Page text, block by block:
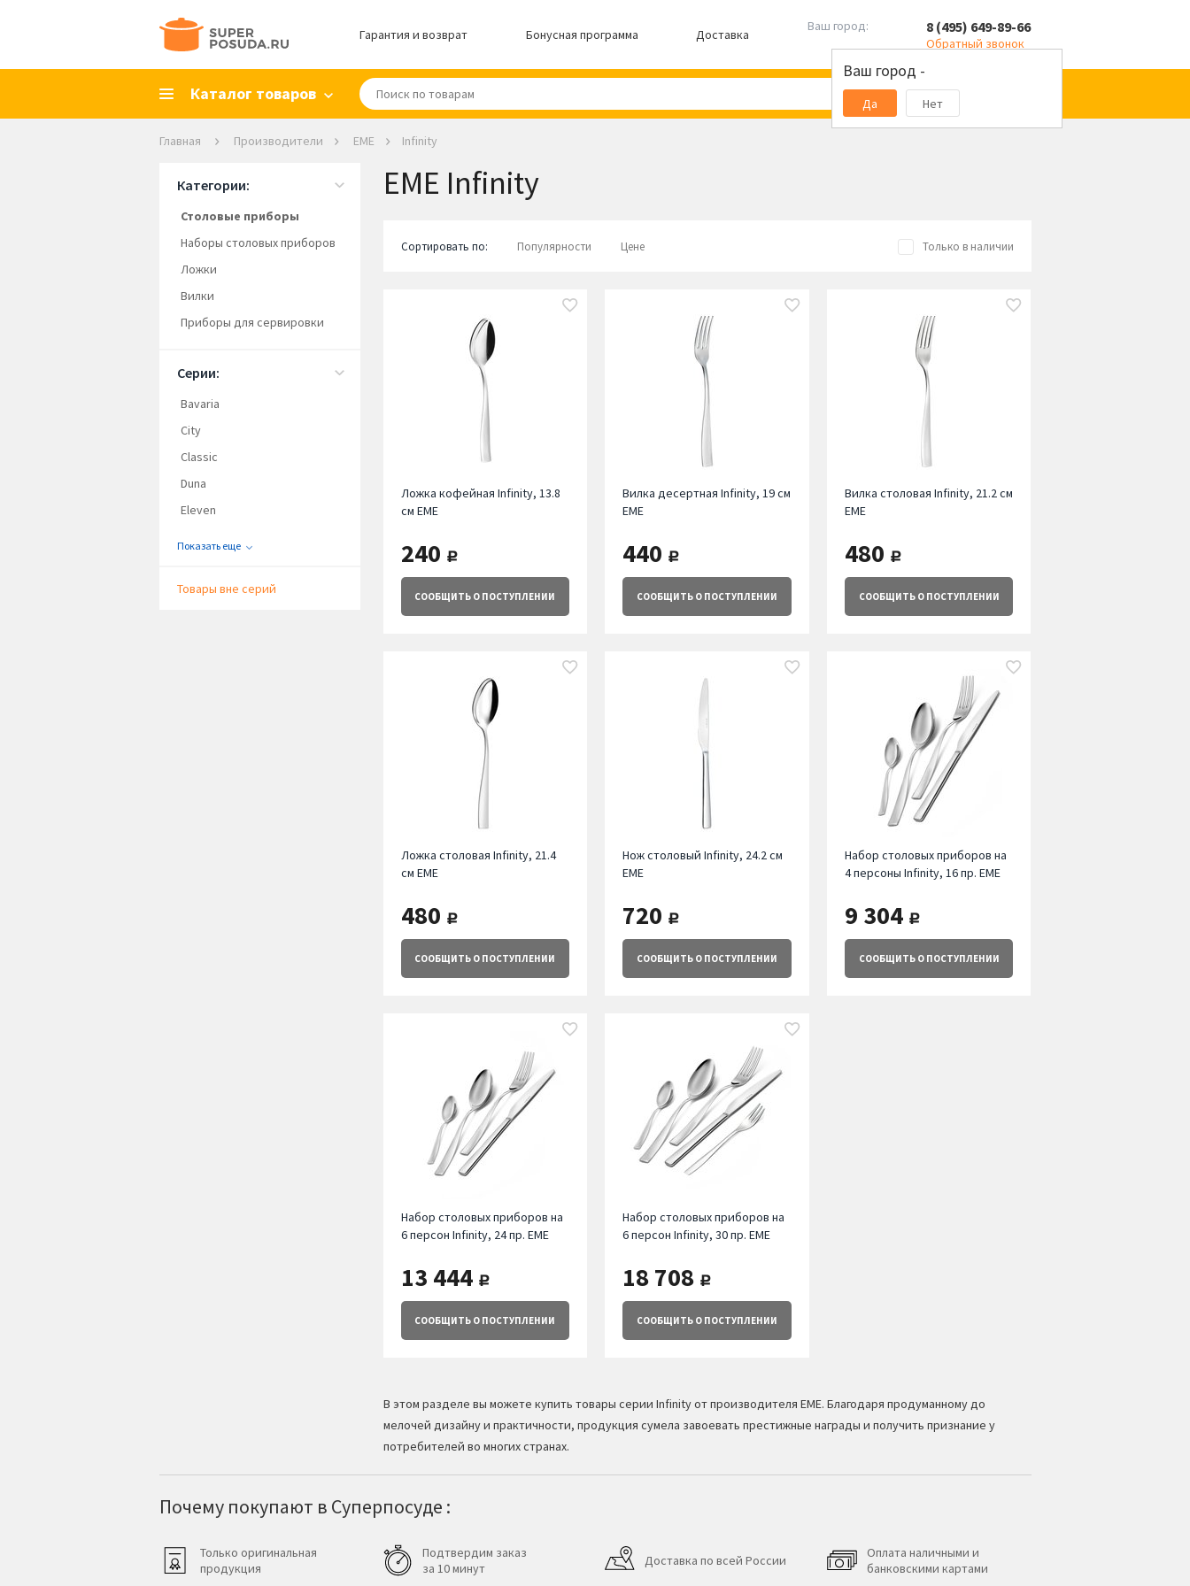
Гарантия и возврат Бонусная программа Доставка
Ваш город:
Ваш город -
Да Нет
8 (495) 649-89-66
Обратный звонок
Каталог товаров
Главная Производители EME Infinity
EME Infinity
Сортировать по: Популярности Цене Только в наличии
Ложка кофейная Infinity, 13.8
см EME
240 руб.
СООБЩИТЬ О ПОСТУПЛЕНИИ
Вилка десертная Infinity, 19 см
EME
440 руб.
СООБЩИТЬО ПОСТУПЛЕНИИ
Вилка столовая Infinity, 21.2 см
EME
480 руб.
СООБЩИТЬО ПОСТУПЛЕНИИ
Ложка столовая Infinity, 21.4
см EME
480 руб.
СООБЩИТЬ О ПОСТУПЛЕНИИ
Нож столовый Infinity, 24.2 см
EME
720 руб.
СООБЩИТЬО ПОСТУПЛЕНИИ
Набор столовых приборов на
4 персоны Infinity, 16 пр. EME
9 304 руб.
СООБЩИТЬО ПОСТУПЛЕНИИ
Набор столовых приборов на
6 персон Infinity, 24 пр. EME
13 444 руб.
СООБЩИТЬ О ПОСТУПЛЕНИИ
Набор столовых приборов на
6 персон Infinity, 30 пр. EME
18 708 руб.
СООБЩИТЬО ПОСТУПЛЕНИИ
В этом разделе вы можете купить товары серии Infinity от производителя EME. Благодаря продуманному до
мелочей дизайну и практичности, продукция сумела завоевать престижные награды и получить признание у
потребителей во многих странах.
Категории:
Столовые приборы
Наборы столовых приборов
Ложки
Вилки
Приборы для сервировки
Серии:
Bavaria
City
Classic
Duna
Eleven
Показать еще
Товары вне серий
Почему покупают в Суперпосуде :
Только оригинальная
продукция
Подтвердим заказ
за 10 минут
Доставка по всей России
Оплата наличными и
банковскими картами